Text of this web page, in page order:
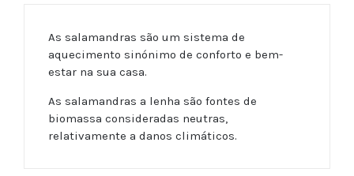
As salamandras são um sistema de
aquecimento sinónimo de conforto e bem-
estar na sua casa.
As salamandras a lenha são fontes de
biomassa consideradas neutras,
relativamente a danos climáticos.